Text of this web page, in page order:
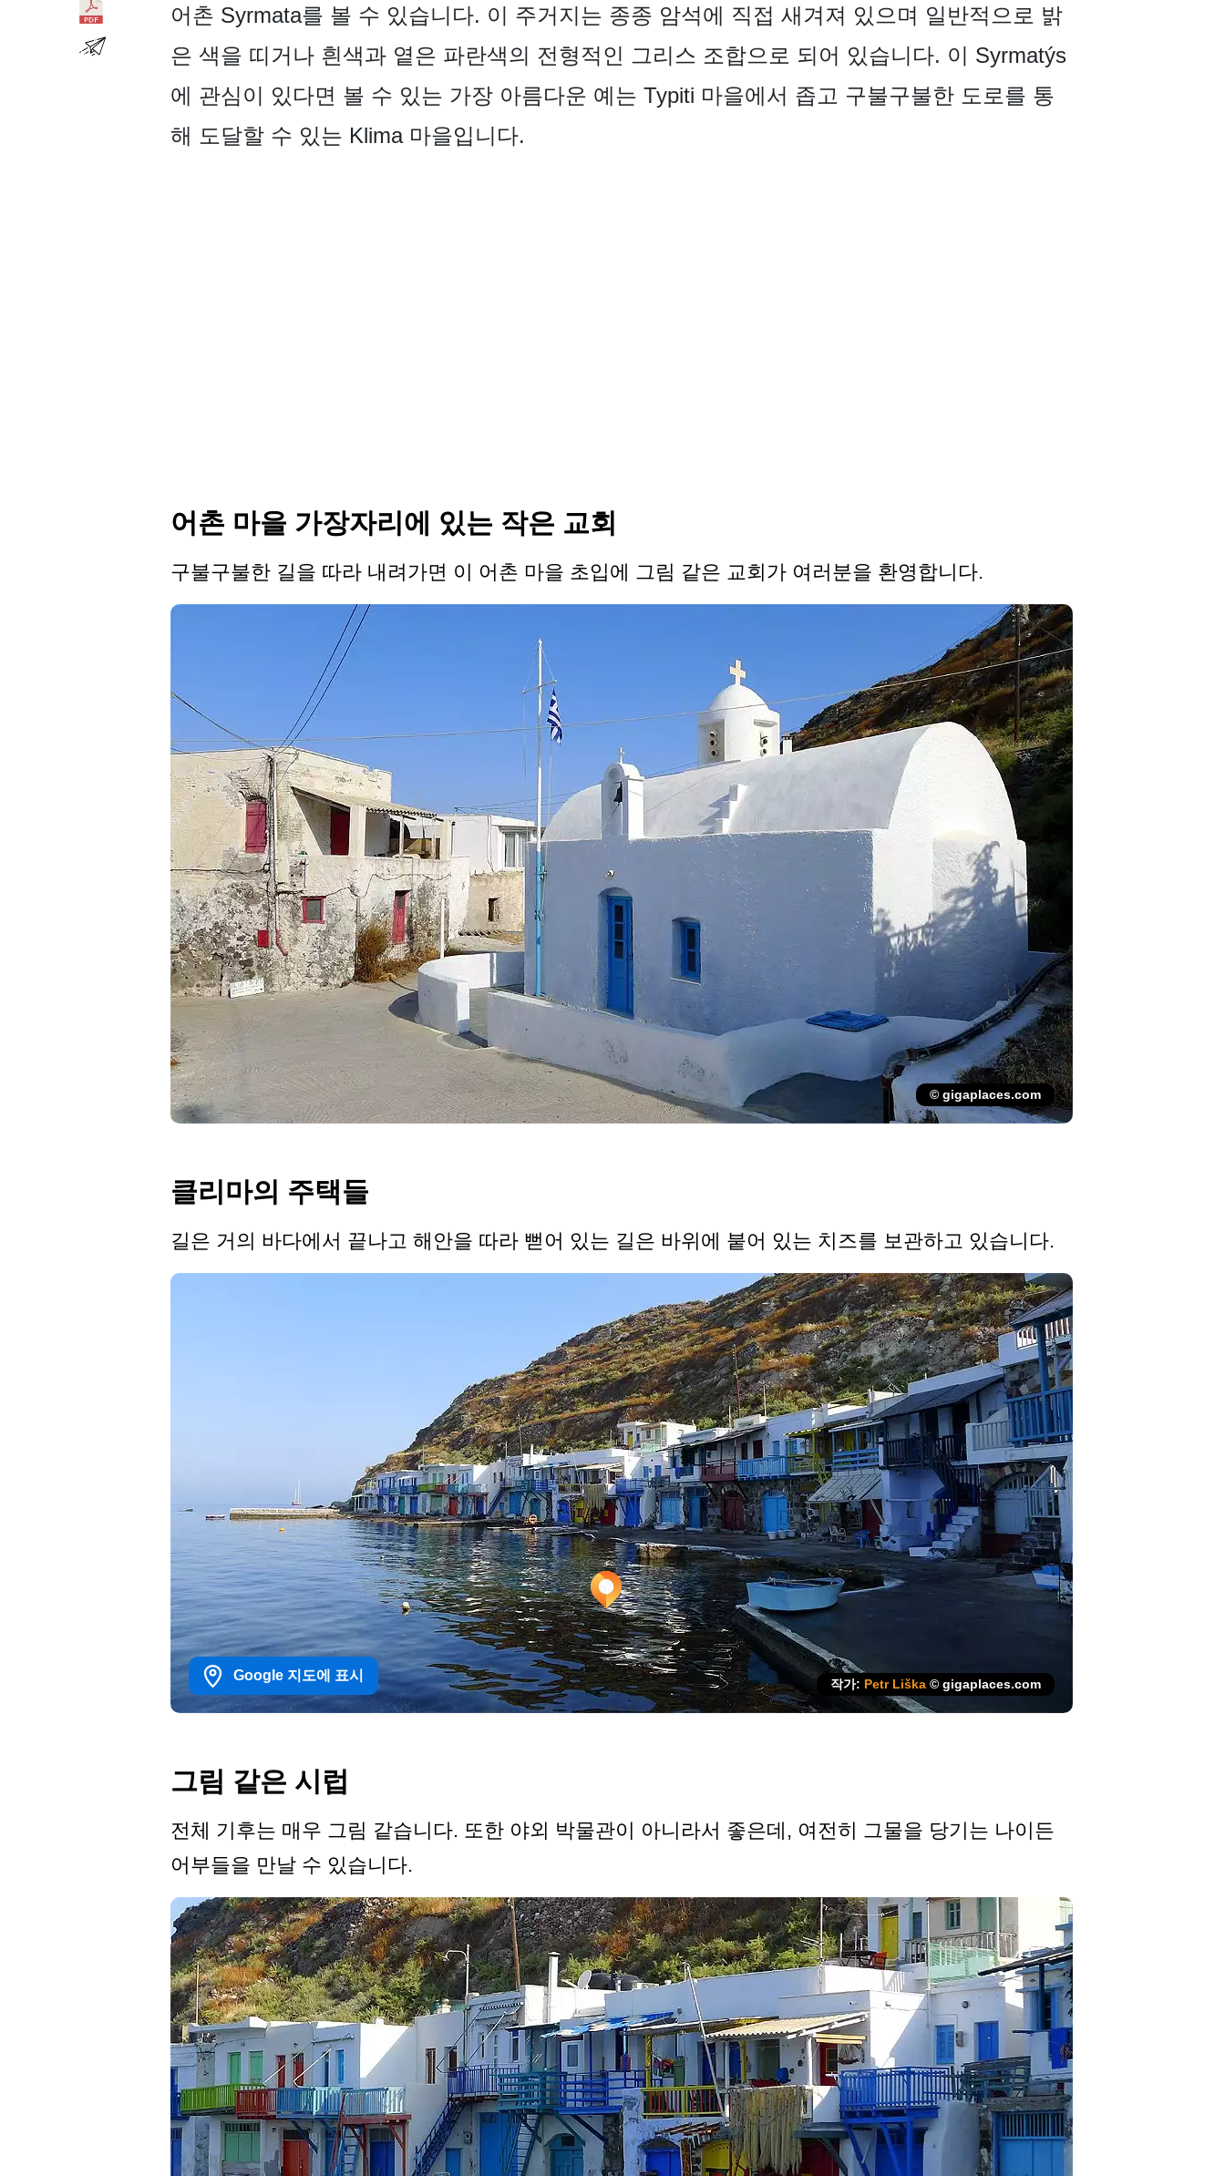
어촌 Syrmata를 볼 수 있습니다. 이 주거지는 종종 암석에 직접 새겨져 있으며 일반적으로 밝
은 색을 띠거나 흰색과 옅은 파란색의 전형적인 그리스 조합으로 되어 있습니다. 이 Syrmatýs
에 관심이 있다면 볼 수 있는 가장 아름다운 예는 Typiti 마을에서 좁고 구불구불한 도로를 통
해 도달할 수 있는 Klima 마을입니다.
어촌 마을 가장자리에 있는 작은 교회
구불구불한 길을 따라 내려가면 이 어촌 마을 초입에 그림 같은 교회가 여러분을 환영합니다.
© gigaplaces.com
클리마의 주택들
길은 거의 바다에서 끝나고 해안을 따라 뻗어 있는 길은 바위에 붙어 있는 치즈를 보관하고 있습니다.
Google 지도에 표시
작가: Petr Liška © gigaplaces.com
그림 같은 시럽
전체 기후는 매우 그림 같습니다. 또한 야외 박물관이 아니라서 좋은데, 여전히 그물을 당기는 나이든
어부들을 만날 수 있습니다.